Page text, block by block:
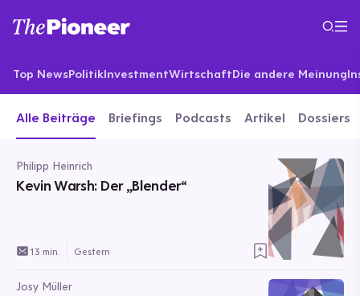
Top NewsPolitikInvestmentWirtschaftDie andere Meinung
Alle Beiträge Briefings Podcasts Artikel Dossiers
Philipp Heinrich
Kevin Warsh: Der „Blender“
13 min. Gestern
Josy Müller